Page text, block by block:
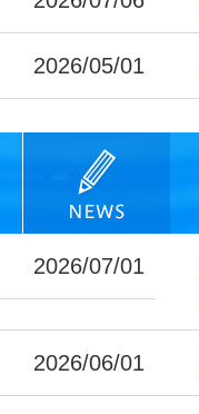
2026/05/01
2026/07/01
2026/06/01